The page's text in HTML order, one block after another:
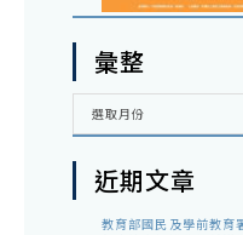
彙整
彙
選取月份
近期文章
教育部國民及學前教